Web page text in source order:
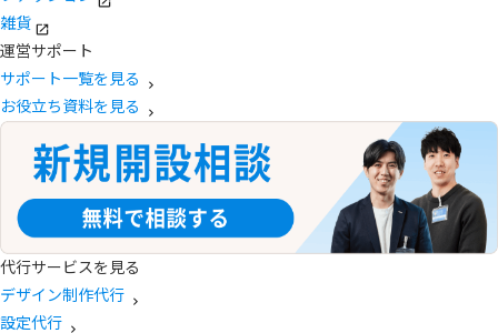
雑貨
運営サポート
サポート一覧を見る
お役立ち資料を見る
代行サービスを見る
デザイン制作代行
設定代行